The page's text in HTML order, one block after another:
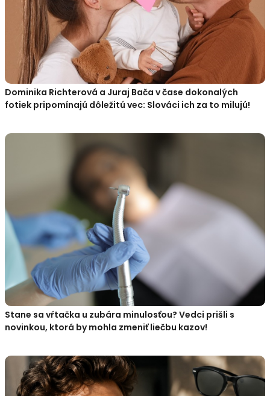
Dominika Richterová a Juraj Bača v čase dokonalých
fotiek pripomínajú dôležitú vec: Slováci ich za to milujú!
Stane sa vŕtačka u zubára minulosťou? Vedci prišli s
novinkou, ktorá by mohla zmeniť liečbu kazov!